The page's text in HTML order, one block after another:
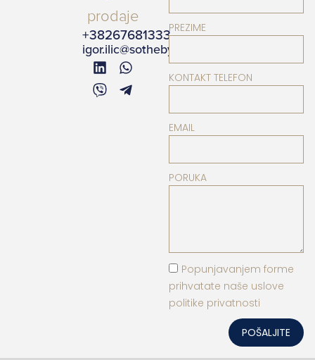
prodaje
+38267681333
igor.ilic@sothebysrealty.me
PREZIME
KONTAKT TELEFON
EMAIL
PORUKA
Popunjavanjem forme
prihvatate naše uslove
politike privatnosti
POŠALJITE